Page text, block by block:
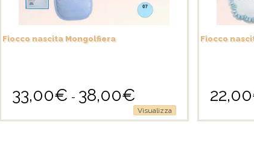
Fiocco nascita Mongolfiera
33,00€ - 38,00€
di
prezzo:
Visualizza
prodotto
Fiocco
22,00
prodotto